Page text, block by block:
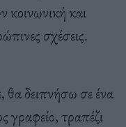
κοινωνική και
σχέσεις.
δειπνήσω σε ένα
γραφείο, τραπέζι